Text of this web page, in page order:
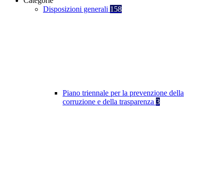
Disposizioni generali 158
Piano triennale per la prevenzione della
corruzione e della trasparenza 3